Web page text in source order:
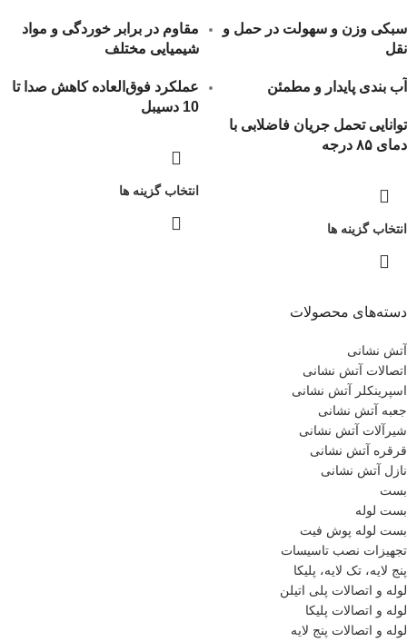
دسته‌های محصولات
آتش نشانی
اتصالات آتش نشانی
اسپرینکلر آتش نشانی
جعبه آتش نشانی
شیرآلات آتش نشانی
قرقره آتش نشانی
نازل آتش نشانی
بست
بست لوله
بست لوله پوش فیت
تجهیزات نصب تاسیسات
پنج لایه، تک لایه، پلیکا
لوله و اتصالات پلی اتیلن
لوله و اتصالات پلیکا
لوله و اتصالات پنج لایه
سبکی وزن و سهولت در حمل و
نقل
آب بندی پایدار و مطمئن
توانایی تحمل جریان فاضلابی با
دمای ۸۵ درجه
انتخاب گزینه ها
مقاوم در برابر خوردگی و مواد
شیمیایی مختلف
عملکرد فوق‌العاده کاهش صدا تا
10 دسیبل
انتخاب گزینه ها